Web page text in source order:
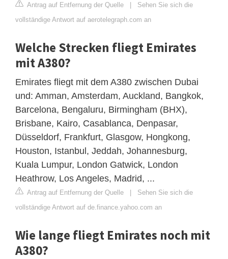
Antrag auf Entfernung der Quelle | Sehen Sie sich die
vollständige Antwort auf aerotelegraph.com an
Welche Strecken fliegt Emirates
mit A380?
Emirates fliegt mit dem A380 zwischen Dubai
und: Amman, Amsterdam, Auckland, Bangkok,
Barcelona, Bengaluru, Birmingham (BHX),
Brisbane, Kairo, Casablanca, Denpasar,
Düsseldorf, Frankfurt, Glasgow, Hongkong,
Houston, Istanbul, Jeddah, Johannesburg,
Kuala Lumpur, London Gatwick, London
Heathrow, Los Angeles, Madrid, ...
Antrag auf Entfernung der Quelle | Sehen Sie sich die
vollständige Antwort auf de.finance.yahoo.com an
Wie lange fliegt Emirates noch mit
A380?